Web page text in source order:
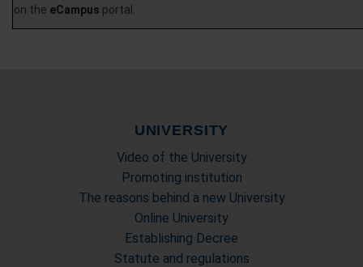
on the eCampus portal.
UNIVERSITY
Video of the University
Promoting institution
The reasons behind a new University
Online University
Establishing Decree
Statute and regulations